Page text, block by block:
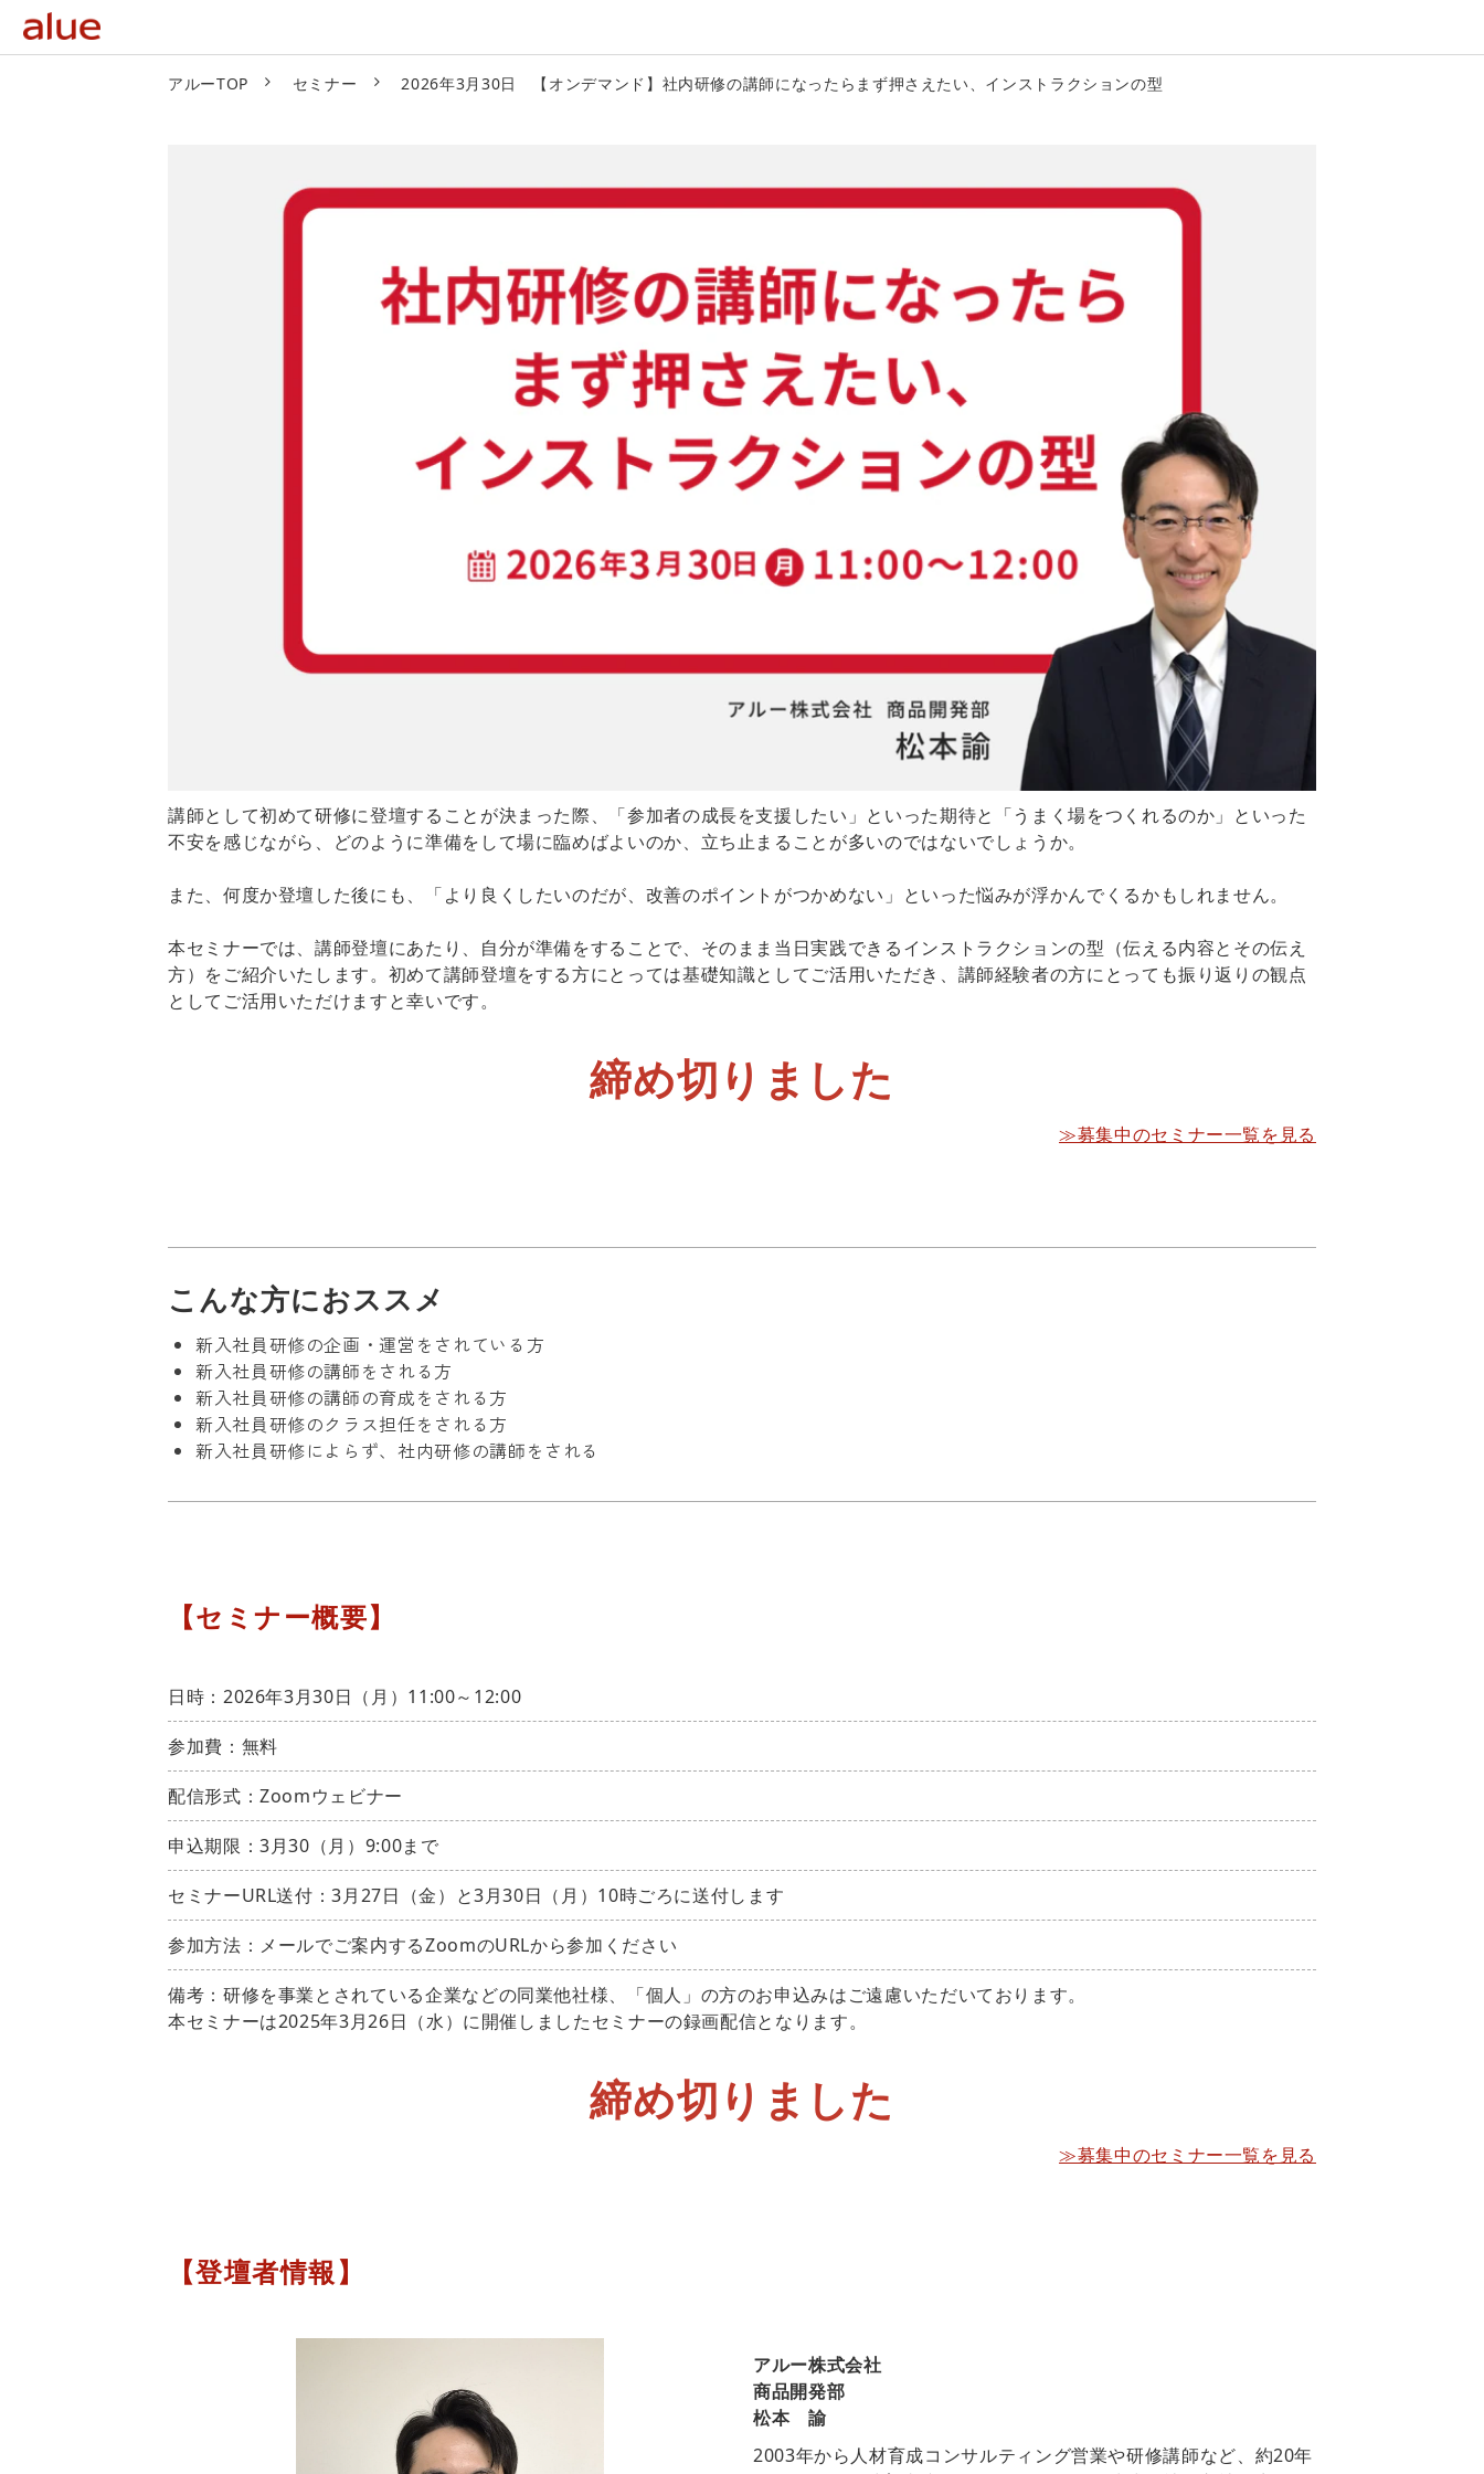
アルーTOP セミナー 2026年3月30日 【オンデマンド】社内研修の講師になったらまず押さえたい、インストラクションの型
講師として初めて研修に登壇することが決まった際、「参加者の成長を支援したい」といった期待と「うまく場をつくれるのか」といった
不安を感じながら、どのように準備をして場に臨めばよいのか、立ち止まることが多いのではないでしょうか。
また、何度か登壇した後にも、「より良くしたいのだが、改善のポイントがつかめない」といった悩みが浮かんでくるかもしれません。
本セミナーでは、講師登壇にあたり、自分が準備をすることで、そのまま当日実践できるインストラクションの型（伝える内容とその伝え
方）をご紹介いたします。初めて講師登壇をする方にとっては基礎知識としてご活用いただき、講師経験者の方にとっても振り返りの観点
としてご活用いただけますと幸いです。
締め切りました
≫募集中のセミナー一覧を見る
こんな方におススメ
新入社員研修の企画・運営をされている方
新入社員研修の講師をされる方
新入社員研修の講師の育成をされる方
新入社員研修のクラス担任をされる方
新入社員研修によらず、社内研修の講師をされる
【セミナー概要】
日時：2026年3月30日（月）11:00～12:00
参加費：無料
配信形式：Zoomウェビナー
申込期限：3月30（月）9:00まで
セミナーURL送付：3月27日（金）と3月30日（月）10時ごろに送付します
参加方法：メールでご案内するZoomのURLから参加ください
備考：研修を事業とされている企業などの同業他社様、「個人」の方のお申込みはご遠慮いただいております。
本セミナーは2025年3月26日（水）に開催しましたセミナーの録画配信となります。
締め切りました
≫募集中のセミナー一覧を見る
【登壇者情報】
アルー株式会社
商品開発部
松本 諭
2003年から人材育成コンサルティング営業や研修講師など、約20年